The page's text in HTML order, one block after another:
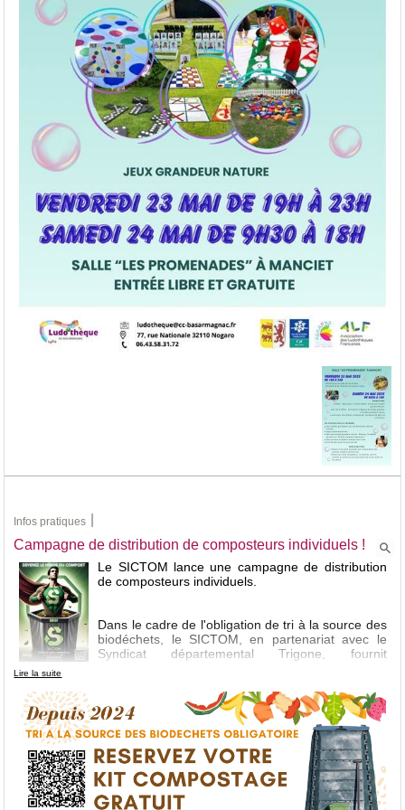
Entrée libre et gratuite
Découvrez le détail du programme :
Infos pratiques
Campagne de distribution de composteurs individuels !
Le SICTOM lance une campagne de distribution
de composteurs individuels.
Dans le cadre de l'obligation de tri à la source des
biodéchets, le SICTOM, en partenariat avec le
Syndicat départemental Trigone, fournit
usagers du territoire.
Le kit comprend :
un composteur en plastique recyclé/recyclable
un bio-seau pour transvaser les déchets de la cuisine au
composteur
une tige aératrice
Lire la suite